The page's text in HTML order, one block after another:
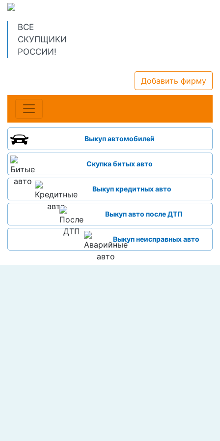
ВСЕ
СКУПЩИКИ
РОССИИ!
Добавить фирму
Выкуп автомобилей
Скупка битых авто
Выкуп кредитных авто
Выкуп авто после ДТП
Выкуп неисправных авто